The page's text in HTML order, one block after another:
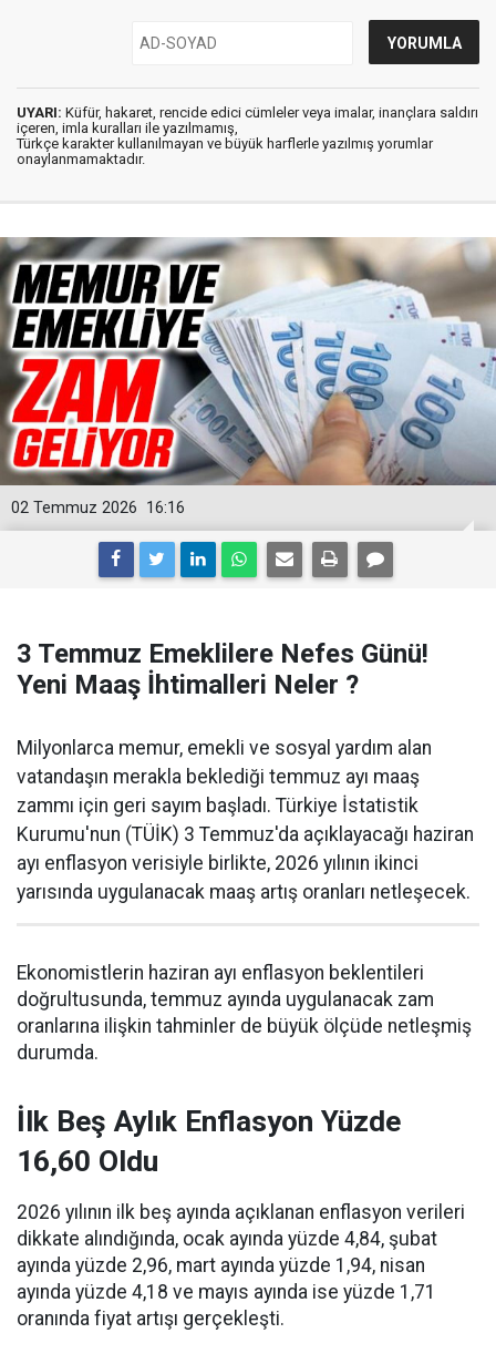
UYARI: Küfür, hakaret, rencide edici cümleler veya imalar, inançlara saldırı
içeren, imla kuralları ile yazılmamış,
Türkçe karakter kullanılmayan ve büyük harflerle yazılmış yorumlar
onaylanmamaktadır.
16:16
02 Temmuz 2026
3 Temmuz Emeklilere Nefes Günü!
Yeni Maaş İhtimalleri Neler ?
Milyonlarca memur, emekli ve sosyal yardım alan
vatandaşın merakla beklediği temmuz ayı maaş
zammı için geri sayım başladı. Türkiye İstatistik
Kurumu'nun (TÜİK) 3 Temmuz'da açıklayacağı haziran
ayı enflasyon verisiyle birlikte, 2026 yılının ikinci
yarısında uygulanacak maaş artış oranları netleşecek.
Ekonomistlerin haziran ayı enflasyon beklentileri
doğrultusunda, temmuz ayında uygulanacak zam
oranlarına ilişkin tahminler de büyük ölçüde netleşmiş
durumda.
İlk Beş Aylık Enflasyon Yüzde
16,60 Oldu
2026 yılının ilk beş ayında açıklanan enflasyon verileri
dikkate alındığında, ocak ayında yüzde 4,84, şubat
ayında yüzde 2,96, mart ayında yüzde 1,94, nisan
ayında yüzde 4,18 ve mayıs ayında ise yüzde 1,71
oranında fiyat artışı gerçekleşti.